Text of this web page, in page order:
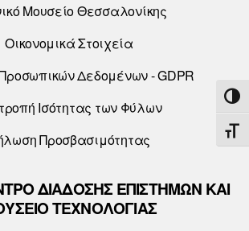
Μουσείο Θεσσαλονίκης
Οικονομικά Στοιχεία
Προσωπικών Δεδομένων - GDPR
Ισότητας των Φύλων
Προσβασιμότητας
ΔΙΑΔΟΣΗΣ ΕΠΙΣΤΗΜΩΝ ΚΑΙ
ΤΕΧΝΟΛΟΓΙΑΣ